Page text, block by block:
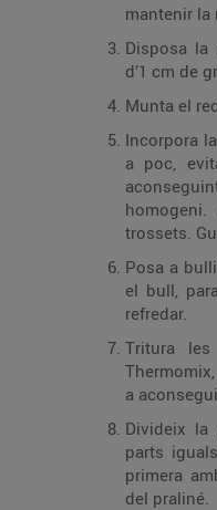
mantenir la
Disposa la
d’1 cm de
Munta el
Incorpora
a poc,
trossets.
Posa a
el bull,
refredar.
Tritura
a
Divideix la
parts
primera
del praliné.